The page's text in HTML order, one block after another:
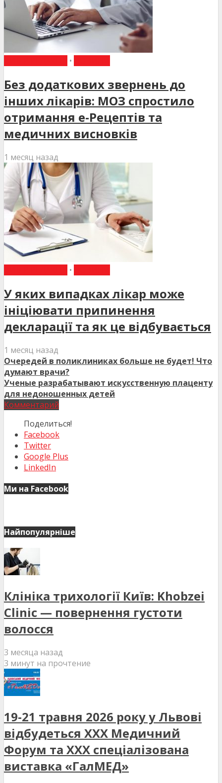
•
Без додаткових звернень до
інших лікарів: МОЗ спростило
отримання е-Рецептів та
медичних висновків
1 месяц назад
•
У яких випадках лікар може
ініціювати припинення
декларації та як це відбувається
1 месяц назад
Очередей в поликлиниках больше не будет! Что
думают врачи?
Ученые разрабатывают искусственную плаценту
для недоношенных детей
Комментарий
Поделиться!
Facebook
Twitter
Google Plus
LinkedIn
Ми на Facebook
Найпопулярніше
Клініка трихології Київ: Khobzei
Clinic — повернення густоти
волосся
3 месяца назад
3 минут на прочтение
19-21 травня 2026 року у Львові
відбудеться XXX Медичний
Форум та XXX спеціалізована
виставка «ГалМЕД»